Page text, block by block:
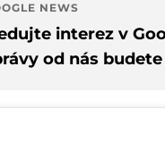
NEWS
interez v
od nás